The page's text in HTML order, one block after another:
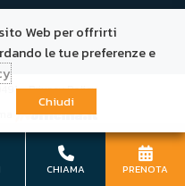
-Privacy Policy
CHIAMA PRENOTA
Web per offrirti
le tue preferenze e
Chiudi